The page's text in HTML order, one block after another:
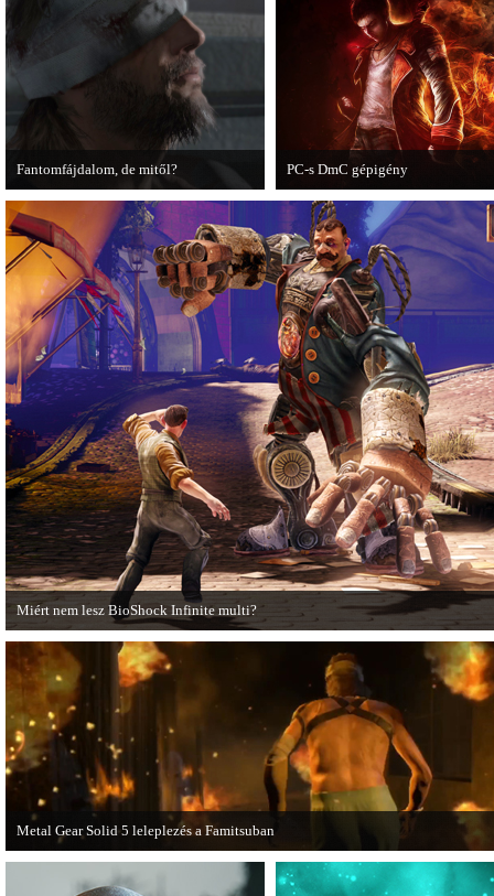
mutat be a játékból.
Fantomfájdalom, de mitől?
A PC Guru utánajárt Kodzsima vitatott
videójának.
PC-s DmC gépigény
Napvilágra került a DmC PC-s
változatának gépigénye, ezzel
megjelenési dátumot is
kiadó.
Miért nem lesz BioShock Infinite multi?
A BioShock Infinite fejlesztői hosszasan indokolják, hogy miért nem érdemes
multiplayer móddal felruházni a játékot.
Metal Gear Solid 5 leleplezés a Famitsuban
Hamarosan minden tisztázódik a VGA-n bemutatott MGS videóval